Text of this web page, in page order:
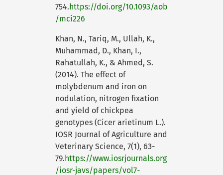
754.https://doi.org/10.1093/aob
/mci226
Khan, N., Tariq, M., Ullah, K.,
Muhammad, D., Khan, I.,
Rahatullah, K., & Ahmed, S.
(2014). The effect of
molybdenum and iron on
nodulation, nitrogen fixation
and yield of chickpea
genotypes (Cicer arietinum L.).
IOSR Journal of Agriculture and
Veterinary Science, 7(1), 63-
79.https://www.iosrjournals.org
/iosr-javs/papers/vol7-